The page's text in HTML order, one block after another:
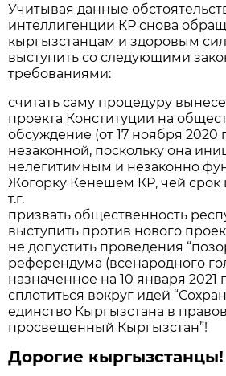
Учитывая данные
интеллигенции КР снова
кыргызстанцам и здоровым
выступить со следующими
требованиями:
считать саму процедуру
проекта Конституции на
обсуждение (от 17 ноября 2020
незаконной, поскольку она
нелегитимным и незаконно
Жогорку Кенешем КР, чей срок
т.г.
призвать общественность
выступить против нового
не допустить проведения
референдума (всенародного
назначенное на 10 января 2021
сплотиться вокруг идей
единство Кыргызстана в
просвещенный Кыргызстан”!
Дорогие кыргызстанцы!